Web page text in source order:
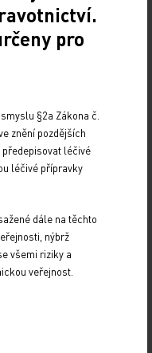
krizi nejde vyřešit
od poloviny
o devadesát
pro
§2a Zákona č.
znění pozdějších
léčivé
léčivé přípravky
dále na těchto
nýbrž
všemi riziky a
veřejnost.